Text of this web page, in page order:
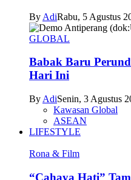
By AdiRabu, 5 Agustus
GLOBAL
Babak Baru
Hari Ini
By AdiSenin, 3 Agustus
Kawasan Global
ASEAN
LIFESTYLE
Rona & Film
“Cahaya Hati”